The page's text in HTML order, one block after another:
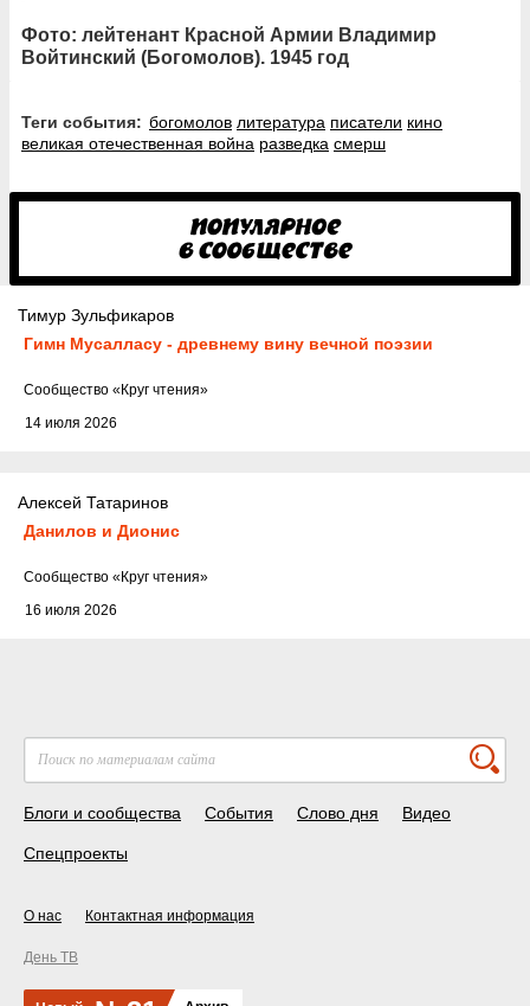
Фото: лейтенант Красной Армии Владимир
Войтинский (Богомолов). 1945 год
Теги события: богомолов литература писатели кино
великая отечественная война разведка смерш
Тимур Зульфикаров
Гимн Мусалласу - древнему вину вечной поэзии
14 июля 2026
Cообщество «Круг чтения»
Алексей Татаринов
Данилов и Дионис
16 июля 2026
Cообщество «Круг чтения»
Блоги и сообщества События Слово дня Видео
Спецпроекты
О нас Контактная информация
День ТВ